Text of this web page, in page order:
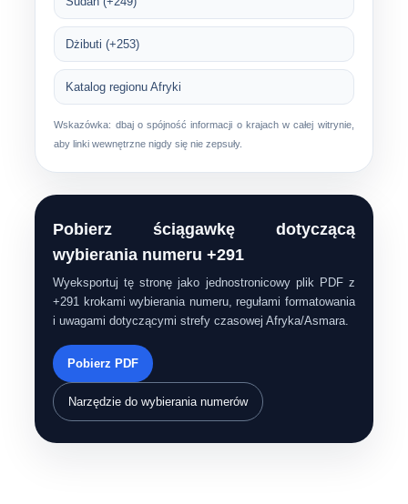
Dżibuti (+253)
Katalog regionu Afryki
Wskazówka: dbaj o spójność informacji o krajach w całej witrynie,
aby linki wewnętrzne nigdy się nie zepsuły.
Pobierz ściągawkę dotyczącą
wybierania numeru +291
Wyeksportuj tę stronę jako jednostronicowy plik PDF z
+291 krokami wybierania numeru, regułami formatowania
i uwagami dotyczącymi strefy czasowej Afryka/Asmara.
Pobierz PDF
Narzędzie do wybierania numerów